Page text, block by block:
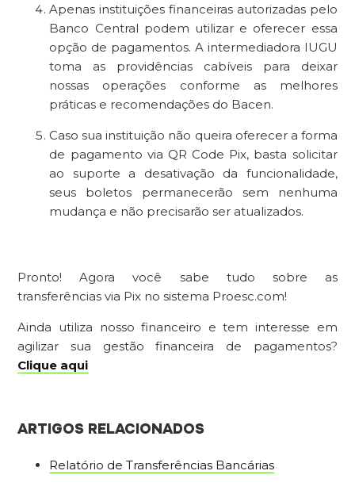
Apenas instituições financeiras autorizadas pelo
Banco Central podem utilizar e oferecer essa
opção de pagamentos. A intermediadora IUGU
toma as providências cabíveis para deixar
nossas operações conforme as melhores
práticas e recomendações do Bacen.
Caso sua instituição não queira oferecer a forma
de pagamento via QR Code Pix, basta solicitar
ao suporte a desativação da funcionalidade,
seus boletos permanecerão sem nenhuma
mudança e não precisarão ser atualizados.
Pronto! Agora você sabe tudo sobre as
transferências via Pix no sistema Proesc.com!
Ainda utiliza nosso financeiro e tem interesse em
agilizar sua gestão financeira de pagamentos?
Clique aqui
ARTIGOS RELACIONADOS
Relatório de Transferências Bancárias